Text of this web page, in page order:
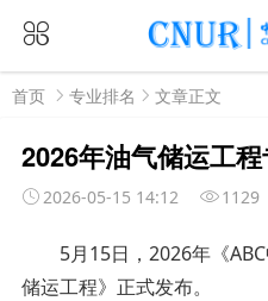
首页 专业排名 文章正文
2026年油气储运工
2026-05-15 14:12 1129
5月15日， 2026年《
储运工程》正式发布。